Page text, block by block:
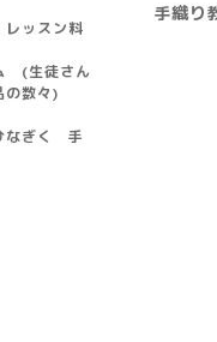
手織り
レッスン料
(生徒さん
の数々)
なぎく 手